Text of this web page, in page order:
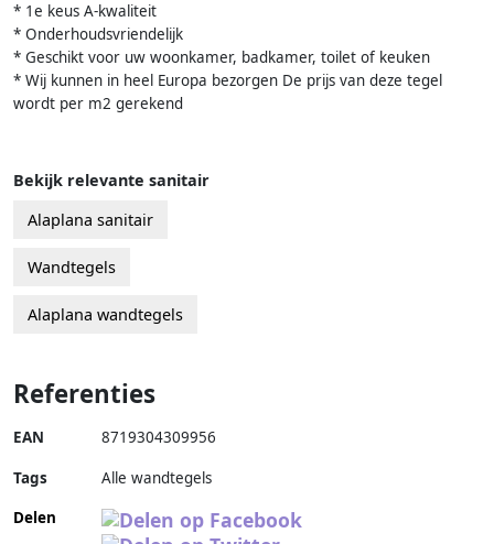
* 1e keus A-kwaliteit
* Onderhoudsvriendelijk
* Geschikt voor uw woonkamer, badkamer, toilet of keuken
* Wij kunnen in heel Europa bezorgen De prijs van deze tegel
wordt per m2 gerekend
Bekijk relevante sanitair
Alaplana sanitair
Wandtegels
Alaplana wandtegels
Referenties
EAN 8719304309956
Tags
Alle wandtegels
Delen